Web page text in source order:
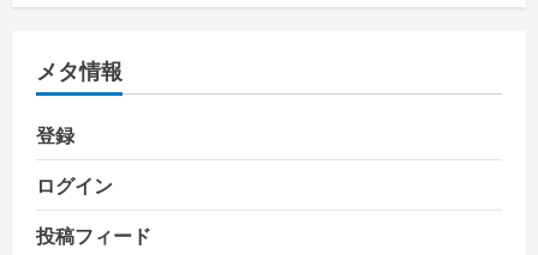
ー
メタ情報
登録
ログイン
投稿フィード